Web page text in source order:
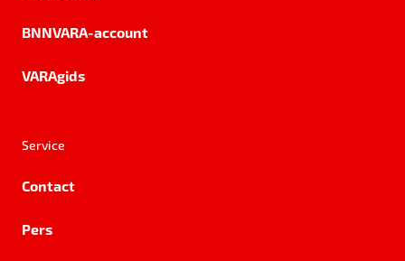
BNNVARA-account
VARAgids
Service
Contact
Pers